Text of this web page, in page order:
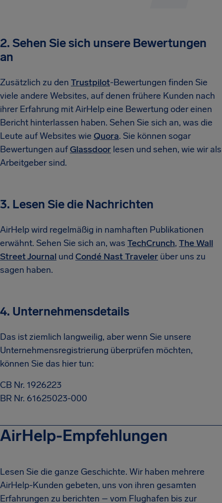
2. Sehen Sie sich unsere Bewertungen
an
Zusätzlich zu den Trustpilot-Bewertungen finden Sie
viele andere Websites, auf denen frühere Kunden nach
ihrer Erfahrung mit AirHelp eine Bewertung oder einen
Bericht hinterlassen haben. Sehen Sie sich an, was die
Leute auf Websites wie Quora. Sie können sogar
Bewertungen aufGlassdoor lesen und sehen, wie wir als
Arbeitgeber sind.
3. Lesen Sie die Nachrichten
AirHelp wird regelmäßig in namhaften Publikationen
erwähnt. Sehen Sie sich an, was TechCrunch, The Wall
Street Journal und Condé Nast Traveler über uns zu
sagen haben.
4. Unternehmensdetails
Das ist ziemlich langweilig, aber wenn Sie unsere
Unternehmensregistrierung überprüfen möchten,
können Sie das hier tun:
CB Nr. 1926223
BR Nr. 61625023-000
AirHelp-Empfehlungen
Lesen Sie die ganze Geschichte. Wir haben mehrere
AirHelp-Kunden gebeten, uns von ihren gesamten
Erfahrungen zu berichten – vom Flughafen bis zur